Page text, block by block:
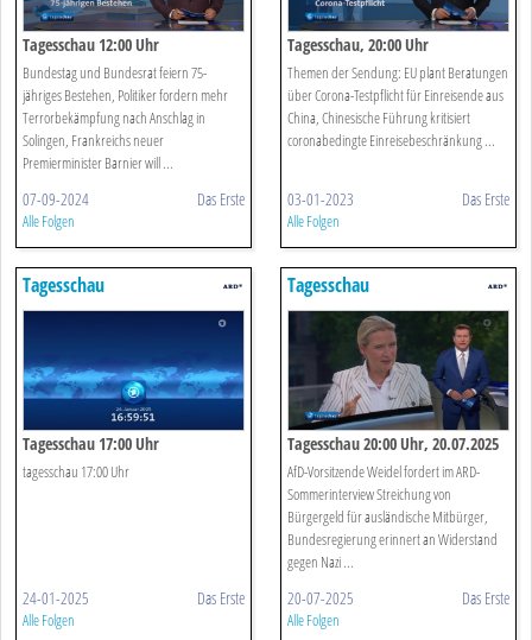
Tagesschau 12:00 Uhr
Bundestag und Bundesrat feiern 75-
jähriges Bestehen, Politiker fordern mehr
Terrorbekämpfung nach Anschlag in
Solingen, Frankreichs neuer
Premierminister Barnier will ...
07-09-2024 Das Erste
Alle Folgen
Tagesschau, 20:00 Uhr
Themen der Sendung: EU plant Beratungen
über Corona-Testpflicht für Einreisende aus
China, Chinesische Führung kritisiert
coronabedingte Einreisebeschränkung ...
03-01-2023 Das Erste
Alle Folgen
Tagesschau
Tagesschau 17:00 Uhr
tagesschau 17:00 Uhr
24-01-2025 Das Erste
Alle Folgen
Tagesschau
Tagesschau 20:00 Uhr, 20.07.2025
AfD-Vorsitzende Weidel fordert im ARD-
Sommerinterview Streichung von
Bürgergeld für ausländische Mitbürger,
Bundesregierung erinnert an Widerstand
gegen Nazi ...
20-07-2025 Das Erste
Alle Folgen